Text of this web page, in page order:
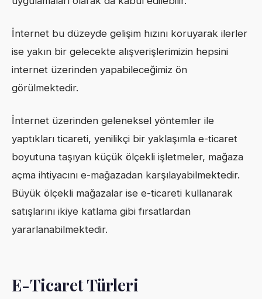
İnternet bu düzeyde gelişim hızını koruyarak ilerler
ise yakın bir gelecekte alışverişlerimizin hepsini
internet üzerinden yapabileceğimiz ön
görülmektedir.
İnternet üzerinden geleneksel yöntemler ile
yaptıkları ticareti, yenilikçi bir yaklaşımla e-ticaret
boyutuna taşıyan küçük ölçekli işletmeler, mağaza
açma ihtiyacını e-mağazadan karşılayabilmektedir.
Büyük ölçekli mağazalar ise e-ticareti kullanarak
satışlarını ikiye katlama gibi fırsatlardan
yararlanabilmektedir.
E-Ticaret Türleri